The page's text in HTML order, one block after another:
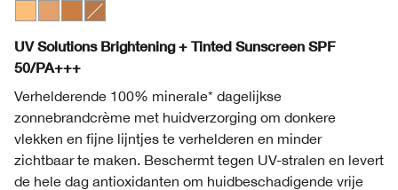
UV Solutions Brightening + Tinted Sunscreen SPF
50/PA+++
Verhelderende 100% minerale* dagelijkse
zonnebrandcrème met huidverzorging om donkere
vlekken en fijne lijntjes te verhelderen en minder
zichtbaar te maken. Beschermt tegen UV-stralen en levert
de hele dag antioxidanten om huidbeschadigende vrije